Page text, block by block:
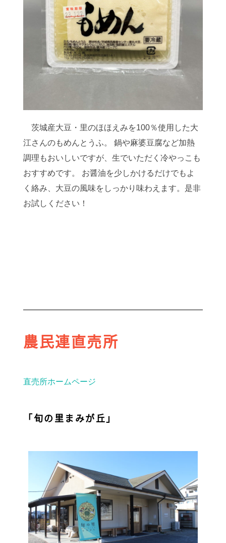
茨城産大豆・里のほほえみを100％使用した大
江さんのもめんとうふ。 鍋や麻婆豆腐など加熱
調理もおいしいですが、生でいただく冷やっこも
おすすめです。 お醤油を少しかけるだけでもよ
く絡み、大豆の風味をしっかり味わえます。是非
お試しください！
農民連直売所
直売所ホームページ
「旬の里まみが丘」